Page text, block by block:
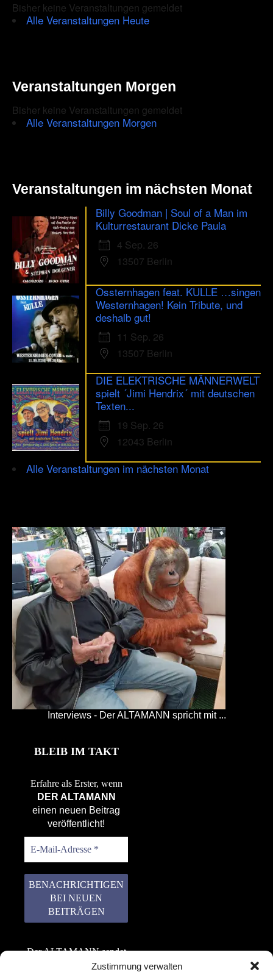
Zustimmung verwalten
Bisher keine Veranstaltungen gemeldet
Alle Veranstaltungen Heute
Veranstaltungen Morgen
Bisher keine Veranstaltungen gemeldet
Alle Veranstaltungen Morgen
Veranstaltungen im nächsten Monat
Billy Goodman | Soul of a Man im
Kulturrestaurant Dicke Paula
4 Sep. 26
13507 Berlin
Ossternhagen feat. KULLE …singen
Westernhagen! Kein Tribute, und
deshalb gut!
11 Sep. 26
13507 Berlin
DIE ELEKTRISCHE MÄNNERWELT
spielt ´Jimi Hendrix´ mit deutschen
Texten...
19 Sep. 26
12043 Berlin
Alle Veranstaltungen im nächsten Monat
Interviews - Der ALTAMANN spricht mit ...
BLEIB IM TAKT
Erfahre als Erster, wenn
DER ALTAMANN
einen neuen Beitrag
veröffentlicht!
Der ALTAMANN sendet
keinen Spam! Er gibt